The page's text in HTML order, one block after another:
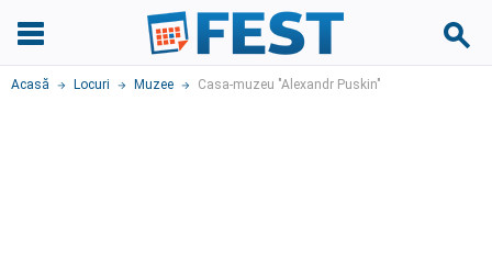
Acasă Locuri Muzee Casa-muzeu "Alexandr Puskin"